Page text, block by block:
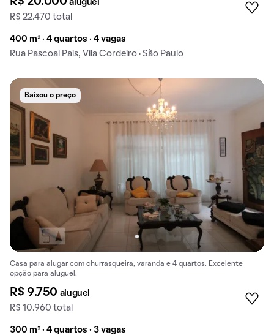
aluguel
R$ 22.470 total
400 m² · 4 quartos · 4 vagas
Rua Pascoal Pais, Vila Cordeiro · São Paulo
Baixou o preço
Casa para alugar com churrasqueira, varanda e 4 quartos. Excelente
opção para aluguel.
R$ 9.750 aluguel
R$ 10.960 total
300 m² · 4 quartos · 3 vagas